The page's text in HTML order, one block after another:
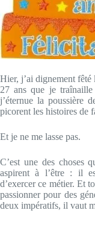
Hier, j’ai dignement
27 ans que je traînaille
j’éternue la poussière
picorent les histoires de
Et je ne me lasse pas.
C’est une des choses
aspirent à l’être : il
d’exercer ce métier. Et
passionner pour des
deux impératifs, il vaut